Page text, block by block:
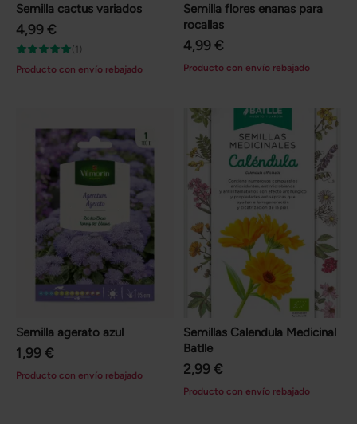
Semilla cactus variados
4,99 €
(1)
Producto con envío rebajado
Semilla flores enanas para
rocallas
4,99 €
Producto con envío rebajado
Semilla agerato azul
1,99 €
Producto con envío rebajado
Semillas Calendula Medicinal
Batlle
2,99 €
Producto con envío rebajado